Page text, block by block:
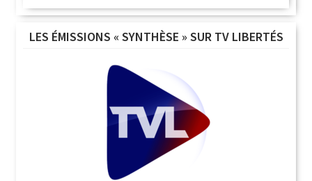
LES ÉMISSIONS « SYNTHÈSE » SUR TV LIBERTÉS